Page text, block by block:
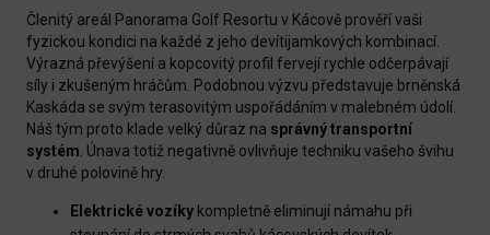
Členitý areál Panorama Golf Resortu v Kácově prověří vaši
fyzickou kondici na každé z jeho devítijamkových kombinací.
Výrazná převýšení a kopcovitý profil fervejí rychle odčerpávají
síly i zkušeným hráčům. Podobnou výzvu představuje brněnská
Kaskáda se svým terasovitým uspořádáním v malebném údolí.
Náš tým proto klade velký důraz na správný transportní
systém . Únava totiž negativně ovlivňuje techniku vašeho švihu
v druhé polovině hry.
Elektrické vozíky kompletně eliminují námahu při